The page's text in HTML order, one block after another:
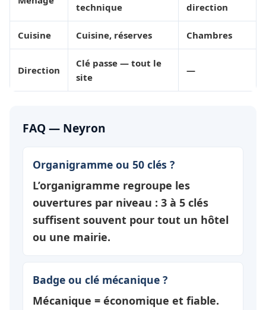
technique direction
Cuisine Cuisine, réserves Chambres
Direction
Clé passe — tout le
site
—
FAQ — Neyron
Organigramme ou 50 clés ?
L’organigramme regroupe les
ouvertures par niveau : 3 à 5 clés
suffisent souvent pour tout un hôtel
ou une mairie.
Badge ou clé mécanique ?
Mécanique = économique et fiable.